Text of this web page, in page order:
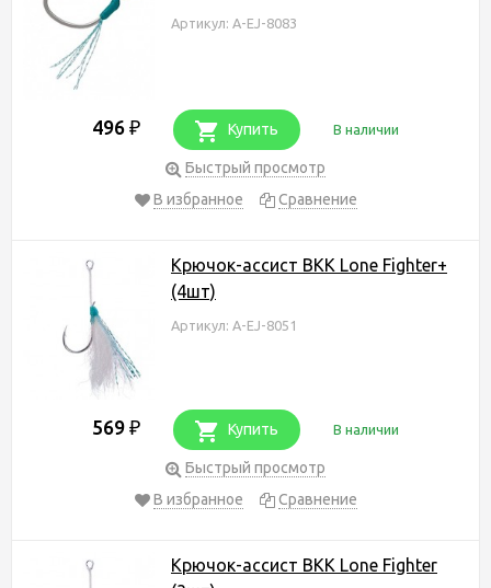
Артикул: A-EJ-8083
496 ₽ Купить В наличии
Быстрый просмотр
В избранное
Сравнение
Крючок-ассист BKK Lone Fighter+
(4шт)
Артикул: A-EJ-8051
569 ₽ Купить В наличии
Быстрый просмотр
В избранное
Сравнение
Крючок-ассист BKK Lone Fighter